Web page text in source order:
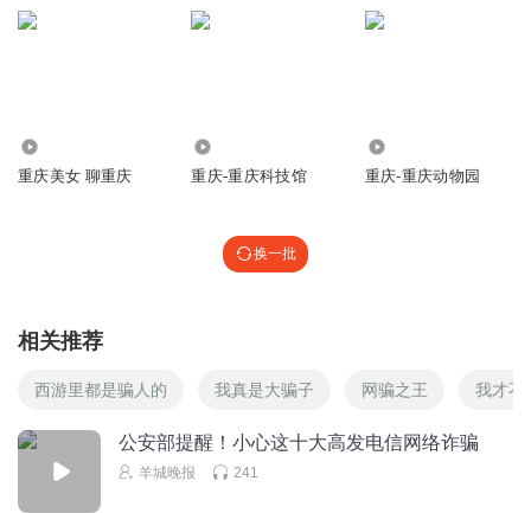
重庆美女 聊重庆 重庆-重庆科技馆 重庆-重庆动物园
换一批
相关推荐
西游里都是骗人的 我真是大骗子 网骗之王 我才不
公安部提醒！小心这十大高发电信网络诈骗
羊城晚报 241